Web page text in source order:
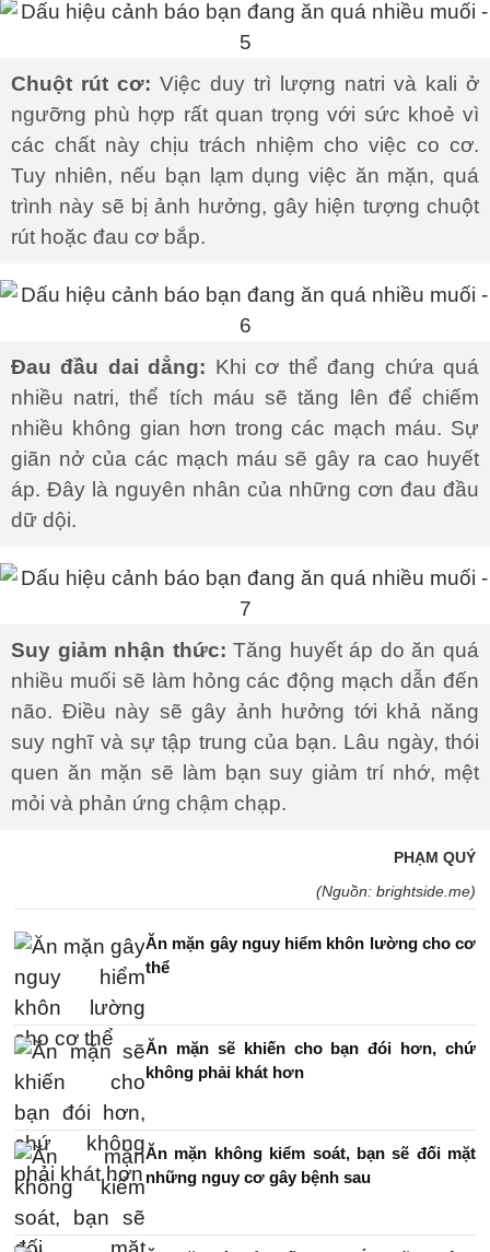
Chuột rút cơ: Việc duy trì lượng natri và kali ở
ngưỡng phù hợp rất quan trọng với sức khoẻ vì
các chất này chịu trách nhiệm cho việc co cơ.
Tuy nhiên, nếu bạn lạm dụng việc ăn mặn, quá
trình này sẽ bị ảnh hưởng, gây hiện tượng chuột
rút hoặc đau cơ bắp.
Đau đầu dai dẳng: Khi cơ thể đang chứa quá
nhiều natri, thể tích máu sẽ tăng lên để chiếm
nhiều không gian hơn trong các mạch máu. Sự
giãn nở của các mạch máu sẽ gây ra cao huyết
áp. Đây là nguyên nhân của những cơn đau đầu
dữ dội.
Suy giảm nhận thức: Tăng huyết áp do ăn quá
nhiều muối sẽ làm hỏng các động mạch dẫn đến
não. Điều này sẽ gây ảnh hưởng tới khả năng
suy nghĩ và sự tập trung của bạn. Lâu ngày, thói
quen ăn mặn sẽ làm bạn suy giảm trí nhớ, mệt
mỏi và phản ứng chậm chạp.
PHẠM QUÝ
(Nguồn: brightside.me)
Ăn mặn gây nguy hiểm khôn lường cho cơ
thể
Ăn mặn sẽ khiến cho bạn đói hơn, chứ
không phải khát hơn
Ăn mặn không kiểm soát, bạn sẽ đối mặt
những nguy cơ gây bệnh sau